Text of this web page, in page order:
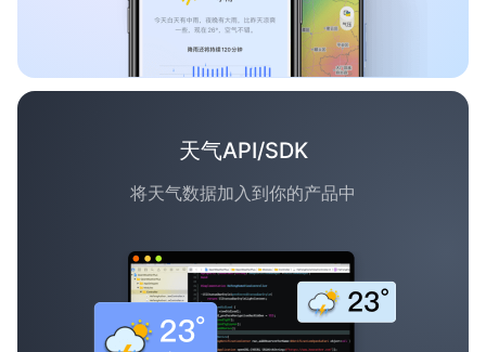
天气API/SDK
将天气数据加入到你的产品中